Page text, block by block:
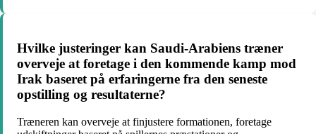
Hvilke justeringer kan Saudi-Arabiens træner
overveje at foretage i den kommende kamp mod
Irak baseret på erfaringerne fra den seneste
opstilling og resultaterne?
Træneren kan overveje at finjustere formationen, foretage